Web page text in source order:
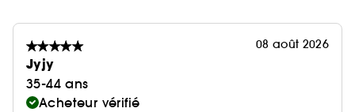
08 août 2026
Jyjy
35-44 ans
Acheteur vérifié